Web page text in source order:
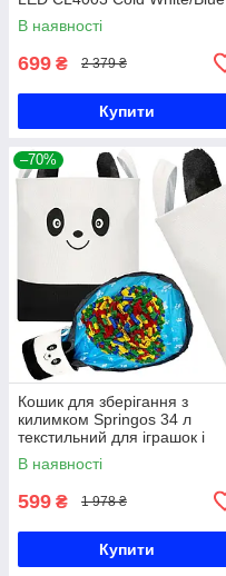
В наявності
699 ₴ 2 379 ₴
Купити
–70%
Кошик для зберігання з
килимком Springos 34 л
текстильний для іграшок і
аксесуарів HA0134
В наявності
599 ₴ 1 978 ₴
Купити